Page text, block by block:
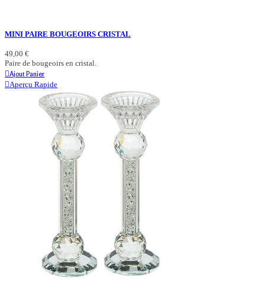
MINI PAIRE BOUGEOIRS CRISTAL
49,00 €
Paire de bougeoirs en cristal.
Ajout Panier
Aperçu Rapide